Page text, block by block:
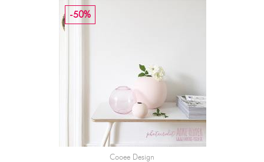
Cooee Design
-50%